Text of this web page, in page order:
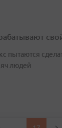
пытаются
людей